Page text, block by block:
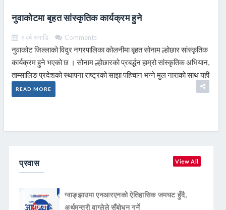
नुवाकोटमा बृहत सांस्कृतिक कार्यक्रम हुने
९ वर्ष अगाडि Comments
नुवाकोट जिल्लाको विदुर नगरपालिका कोलनीमा बृहत सोनाम ल्होछार सांस्कृतिक
कार्यक्रम हुने भएको छ । सोनाम ल्होछारको प्रबर्द्धन हाम्रो सांस्कृतिक अभियान,
ताम्सालिङ प्रदेशको स्थापना राष्ट्रको साझा पहिचान भन्ने मुल नाराको साथ यही
READ MORE
प्रवास View All
ग्वाङ्झाउमा एनआरएनको ऐतिहासिक जमघट हुँदै,
अर्थमन्त्री वाग्लेले सँबोधन गर्ने